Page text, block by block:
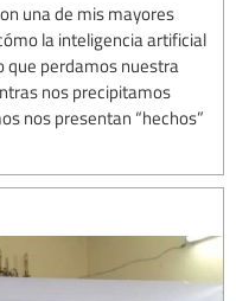
una de mis mayores
la inteligencia artificial
que perdamos nuestra
nos precipitamos
nos presentan “hechos”